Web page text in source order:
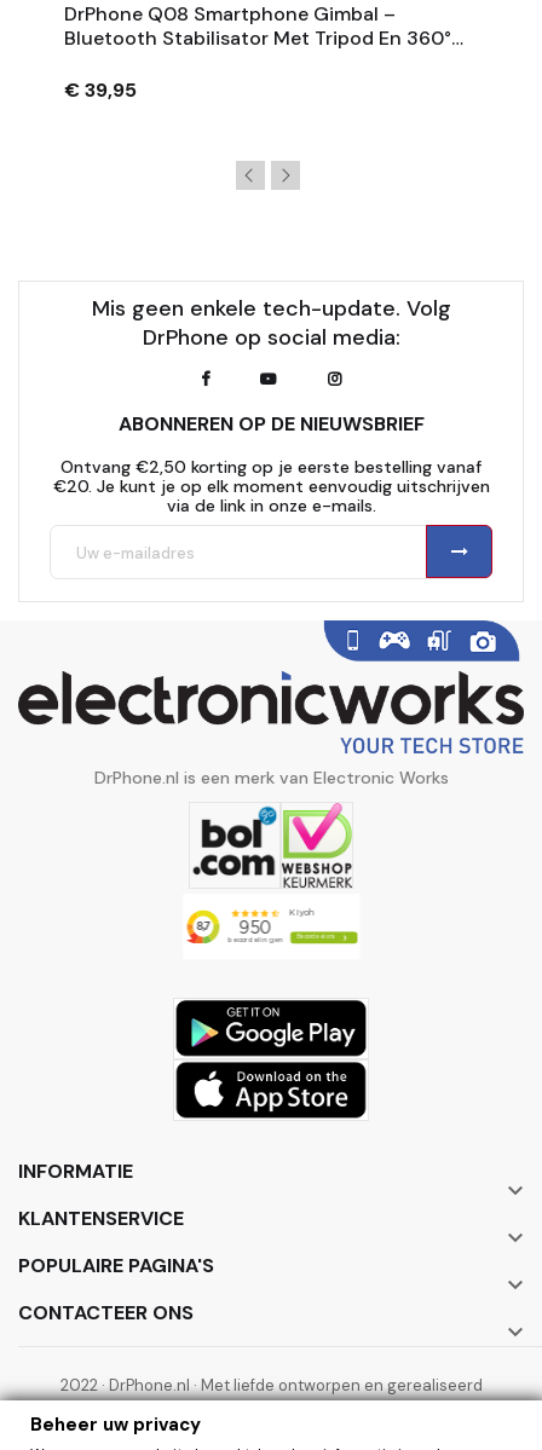
DrPhone Q08 Smartphone Gimbal –
Bluetooth Stabilisator Met Tripod En 360°
€ 39,95
Mis geen enkele tech-update. Volg
DrPhone op social media:
ABONNEREN OP DE NIEUWSBRIEF
Ontvang €2,50 korting op je eerste bestelling vanaf
€20. Je kunt je op elk moment eenvoudig uitschrijven
via de link in onze e-mails.
DrPhone.nl is een merk van Electronic Works
INFORMATIE

KLANTENSERVICE

POPULAIRE PAGINA'S

CONTACTEER ONS

2022 · DrPhone.nl · Met liefde ontworpen en gerealiseerd
Beheer uw privacy